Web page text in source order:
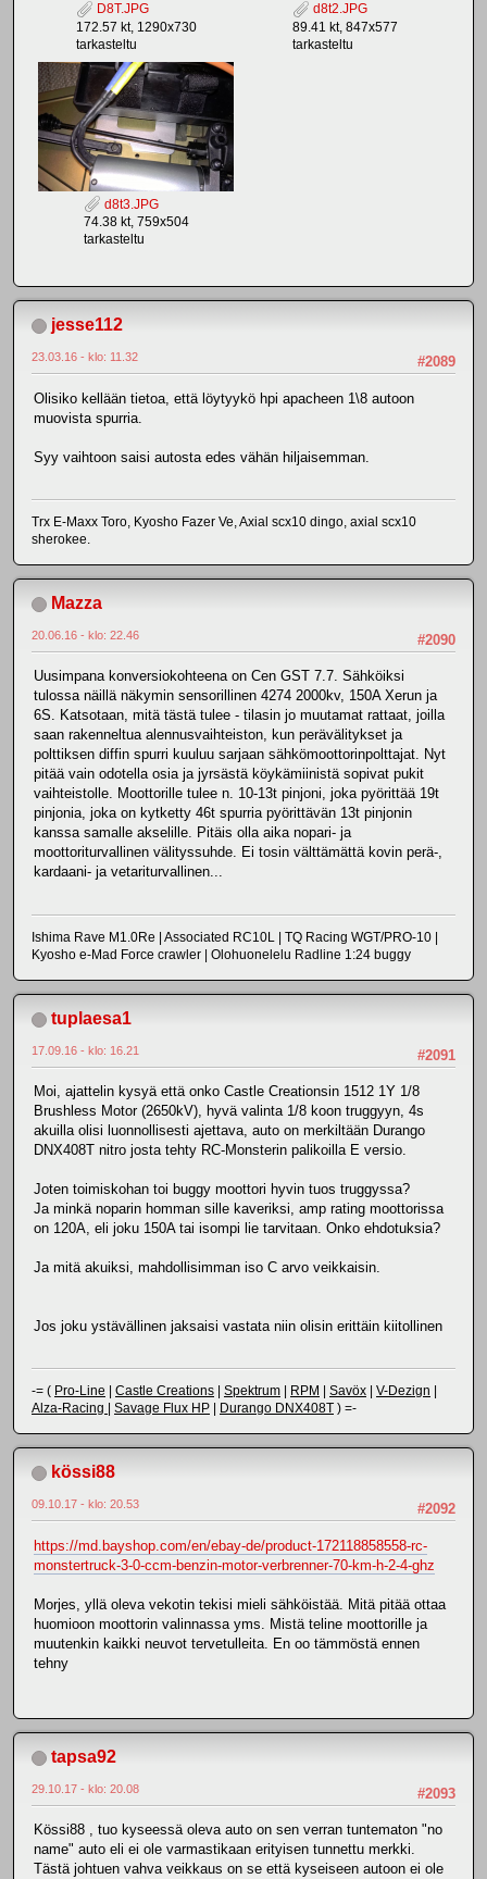
D8T.JPG
172.57 kt, 1290x730
tarkasteltu
d8t2.JPG
89.41 kt, 847x577
tarkasteltu
d8t3.JPG
74.38 kt, 759x504
tarkasteltu
jesse112
#2089
23.03.16 - klo: 11.32
Olisiko kellään tietoa, että löytyykö hpi apacheen 1\8 autoon
muovista spurria.
Syy vaihtoon saisi autosta edes vähän hiljaisemman.
Trx E-Maxx Toro, Kyosho Fazer Ve, Axial scx10 dingo, axial scx10
sherokee.
Mazza
#2090
20.06.16 - klo: 22.46
Uusimpana konversiokohteena on Cen GST 7.7. Sähköiksi
tulossa näillä näkymin sensorillinen 4274 2000kv, 150A Xerun ja
6S. Katsotaan, mitä tästä tulee - tilasin jo muutamat rattaat, joilla
saan rakenneltua alennusvaihteiston, kun perävälitykset ja
polttiksen diffin spurri kuuluu sarjaan sähkömoottorinpolttajat. Nyt
pitää vain odotella osia ja jyrsästä köykämiinistä sopivat pukit
vaihteistolle. Moottorille tulee n. 10-13t pinjoni, joka pyörittää 19t
pinjonia, joka on kytketty 46t spurria pyörittävän 13t pinjonin
kanssa samalle akselille. Pitäis olla aika nopari- ja
moottoriturvallinen välityssuhde. Ei tosin välttämättä kovin perä-,
kardaani- ja vetariturvallinen...
Ishima Rave M1.0Re | Associated RC10L | TQ Racing WGT/PRO-10 |
Kyosho e-Mad Force crawler | Olohuonelelu Radline 1:24 buggy
tuplaesa1
#2091
17.09.16 - klo: 16.21
Moi, ajattelin kysyä että onko Castle Creationsin 1512 1Y 1/8
Brushless Motor (2650kV), hyvä valinta 1/8 koon truggyyn, 4s
akuilla olisi luonnollisesti ajettava, auto on merkiltään Durango
DNX408T nitro josta tehty RC-Monsterin palikoilla E versio.
Joten toimiskohan toi buggy moottori hyvin tuos truggyssa?
Ja minkä noparin homman sille kaveriksi, amp rating moottorissa
on 120A, eli joku 150A tai isompi lie tarvitaan. Onko ehdotuksia?
Ja mitä akuiksi, mahdollisimman iso C arvo veikkaisin.
Jos joku ystävällinen jaksaisi vastata niin olisin erittäin kiitollinen
-= ( Pro-Line Castle Creations Spektrum RPM Savöx V-Dezign
Alza-Racing
Savage Flux HP Durango DNX408T ) =-
kössi88
#2092
09.10.17 - klo: 20.53
https://md.bayshop.com/en/ebay-de/product-172118858558-rc-
monstertruck-3-0-ccm-benzin-motor-verbrenner-70-km-h-2-4-ghz
Morjes, yllä oleva vekotin tekisi mieli sähköistää. Mitä pitää ottaa
huomioon moottorin valinnassa yms. Mistä teline moottorille ja
muutenkin kaikki neuvot tervetulleita. En oo tämmöstä ennen
tehny
tapsa92
#2093
29.10.17 - klo: 20.08
Kössi88 , tuo kyseessä oleva auto on sen verran tuntematon "no
name" auto eli ei ole varmastikaan erityisen tunnettu merkki.
Tästä johtuen vahva veikkaus on se että kyseiseen autoon ei ole